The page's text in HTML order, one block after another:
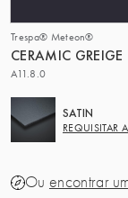
Trespa® Meteon®
CERAMIC GREIGE
A11.8.0
SATIN
REQUISITAR
Ou encontrar